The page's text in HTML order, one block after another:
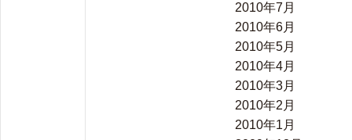
2010年7月
2010年6月
2010年5月
2010年4月
2010年3月
2010年2月
2010年1月